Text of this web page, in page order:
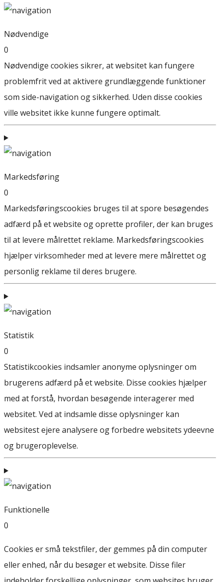
Nødvendige
0
Nødvendige cookies sikrer, at websitet kan fungere
problemfrit ved at aktivere grundlæggende funktioner
som side-navigation og sikkerhed. Uden disse cookies
ville websitet ikke kunne fungere optimalt.
Markedsføring
0
Markedsføringscookies bruges til at spore besøgendes
adfærd på et website og oprette profiler, der kan bruges
til at levere målrettet reklame. Markedsføringscookies
hjælper virksomheder med at levere mere målrettet og
personlig reklame til deres brugere.
Statistik
0
Statistikcookies indsamler anonyme oplysninger om
brugerens adfærd på et website. Disse cookies hjælper
med at forstå, hvordan besøgende interagerer med
websitet. Ved at indsamle disse oplysninger kan
websitest ejere analysere og forbedre websitets ydeevne
og brugeroplevelse.
Funktionelle
0
Cookies er små tekstfiler, der gemmes på din computer
eller enhed, når du besøger et website. Disse filer